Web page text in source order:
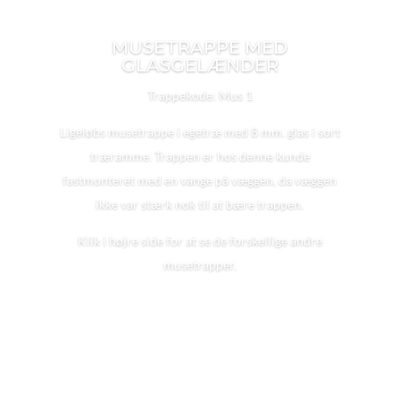
MUSETRAPPE MED
GLASGELÆNDER
Trappekode: Mus 1
Ligeløbs musetrappe i egetræ med 8 mm. glas i sort
træramme. Trappen er hos denne kunde
fastmonteret med en vange på væggen, da væggen
ikke var stærk nok til at bære trappen.
Klik i højre side for at se de forskellige andre
musetrapper.